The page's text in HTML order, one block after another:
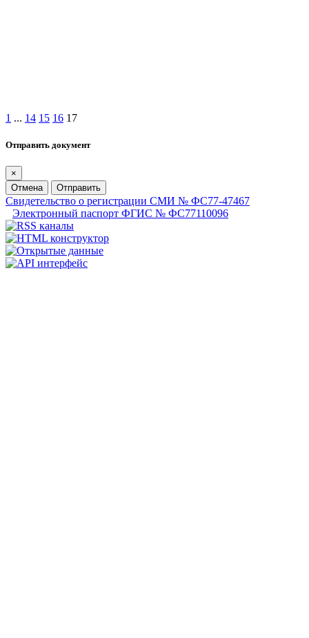
1 ... 14 15 16 17
Отправить документ
×
Отмена
Отправить
Свидетельство о регистрации СМИ № ФС77-47467
Электронный паспорт ФГИС № ФС77110096